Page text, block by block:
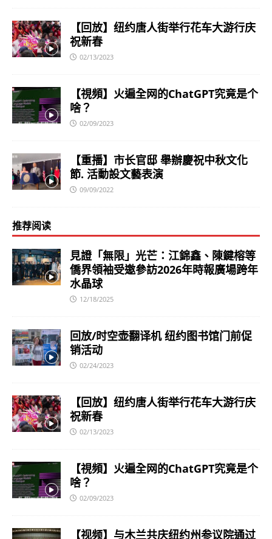
【回放】纽约唐人街举行花车大游行庆
祝新春
02/13/2023
【視頻】火遍全网的ChatGPT究竟是个
啥？
02/09/2023
【重播】市长官邸 舉辦慶祝中秋文化
節. 活動設文藝表演
09/09/2022
推荐阅读
見證「無限」光芒：江錦鑫、陳鍵榕等
僑界領袖受邀參訪2026年時報廣場跨年
水晶球
12/18/2025
回放/时空壶翻译机 纽约图书馆门前促
销活动
02/24/2023
【回放】纽约唐人街举行花车大游行庆
祝新春
02/13/2023
【視頻】火遍全网的ChatGPT究竟是个
啥？
02/09/2023
【视频】与木兰共庆纽约州参议院通过